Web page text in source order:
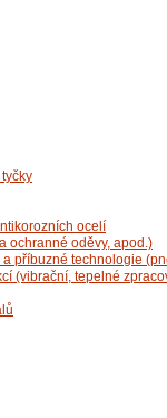
ocelí
ochranné oděvy, apod.)
příbuzné technologie
(vibrační, tepelné